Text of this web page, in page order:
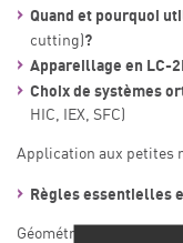
Quand et pourquoi
cutting) ?
Appareillage en LC-
Choix de systèmes
HIC, IEX, SFC)
Application aux petites
Règles essentielles
Géométrie des